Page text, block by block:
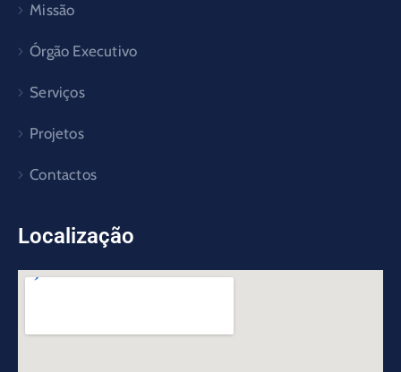
Missão
Órgão Executivo
Serviços
Projetos
Contactos
Localização